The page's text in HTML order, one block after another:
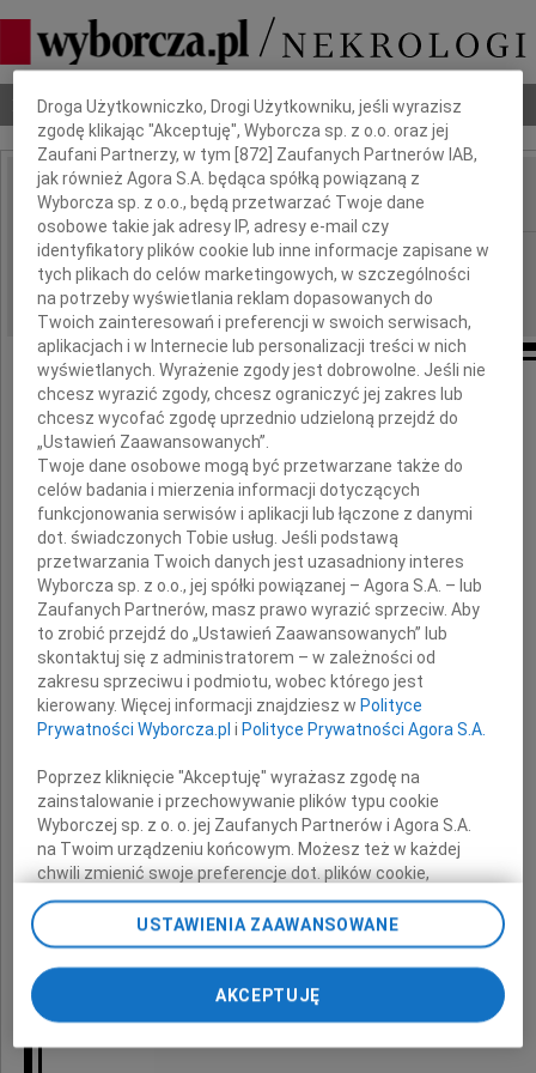
Nekrologi Odeszli Poradnik pogrzebowy
IMIĘ I NAZWISKO:
REGION: Szczecin
DATA EMISJI: 10.09.2013
Pani Sędzi
Sądu Okręgowego w Szczecinie
Agnieszce Bobrowskiej
szczere wyrazy współczucia
z powodu śmierci
Ojca
składają
Sędziowie i pracownicy
Wydziału IV Karnego Odwoławczego
Dbamy o Twoją prywatność
Droga Użytkowniczko, Drogi Użytkowniku, jeśli wyrazisz
zgodę klikając "Akceptuję", Wyborcza sp. z o.o. oraz jej
Zaufani Partnerzy, w tym [872] Zaufanych Partnerów IAB,
jak również Agora S.A. będąca spółką powiązaną z
Wyborcza sp. z o.o., będą przetwarzać Twoje dane
osobowe takie jak adresy IP, adresy e-mail czy
identyfikatory plików cookie lub inne informacje zapisane w
tych plikach do celów marketingowych, w szczególności
na potrzeby wyświetlania reklam dopasowanych do
Twoich zainteresowań i preferencji w swoich serwisach,
aplikacjach i w Internecie lub personalizacji treści w nich
wyświetlanych. Wyrażenie zgody jest dobrowolne. Jeśli nie
chcesz wyrazić zgody, chcesz ograniczyć jej zakres lub
chcesz wycofać zgodę uprzednio udzieloną przejdź do
„Ustawień Zaawansowanych”.
Twoje dane osobowe mogą być przetwarzane także do
celów badania i mierzenia informacji dotyczących
funkcjonowania serwisów i aplikacji lub łączone z danymi
dot. świadczonych Tobie usług. Jeśli podstawą
przetwarzania Twoich danych jest uzasadniony interes
Wyborcza sp. z o.o., jej spółki powiązanej – Agora S.A. – lub
Zaufanych Partnerów, masz prawo wyrazić sprzeciw. Aby
to zrobić przejdź do „Ustawień Zaawansowanych” lub
skontaktuj się z administratorem – w zależności od
zakresu sprzeciwu i podmiotu, wobec którego jest
kierowany. Więcej informacji znajdziesz wPolityce
Prywatności Wyborcza.pl iPolityce Prywatności Agora S.A.
Poprzez kliknięcie "Akceptuję" wyrażasz zgodę na
zainstalowanie i przechowywanie plików typu cookie
Wyborczej sp. z o. o. jej Zaufanych Partnerów i Agora S.A.
na Twoim urządzeniu końcowym. Możesz też w każdej
chwili zmienić swoje preferencje dot. plików cookie,
ponownie wywołując narzędzie do zarządzania Twoimi
preferencjami dot. przetwarzania danych poprzez
odnośnik „Ustawienia prywatności” w stopce serwisu i
przechodząc do sekcji „Ustawienia zaawansowane”.
Zmiana ustawień plików cookie możliwa jest także za
pomocą ustawień przeglądarki.
USTAWIENIA ZAAWANSOWANE
AKCEPTUJĘ